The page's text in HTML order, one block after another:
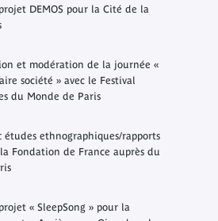
DEMOS pour la Cité de la
et modération de la journée «
société » avec le Festival
du Monde de Paris
études ethnographiques/rapports
Fondation de France auprès du
« SleepSong » pour la